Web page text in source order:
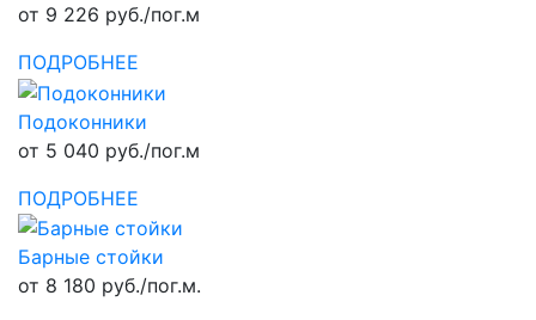
от 9 226 руб./пог.м
ПОДРОБНЕЕ
Подоконники
от 5 040 руб./пог.м
ПОДРОБНЕЕ
Барные стойки
от 8 180 руб./пог.м.